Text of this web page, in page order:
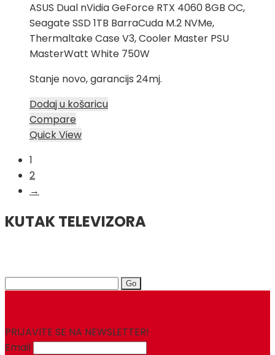
ASUS Dual nVidia GeForce RTX 4060 8GB OC,
Seagate SSD 1TB BarraCuda M.2 NVMe,
Thermaltake Case V3, Cooler Master PSU
MasterWatt White 750W
Stanje novo, garancijs 24mj.
Dodaj u košaricu
Compare
Quick View
1
2
→
KUTAK TELEVIZORA
Search
PRIJAVITE SE NA NEWSLETTER!
Email